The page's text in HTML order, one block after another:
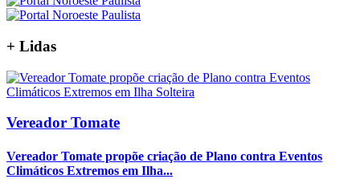
+ Lidas
Vereador Tomate
Vereador Tomate propõe criação de Plano contra Eventos
Climáticos Extremos em Ilha...